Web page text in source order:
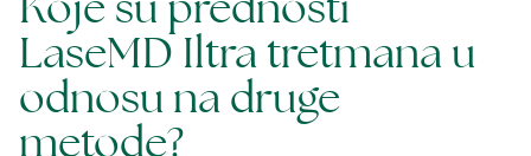
LaseMD Iltra tretmana u
odnosu na druge
metode?